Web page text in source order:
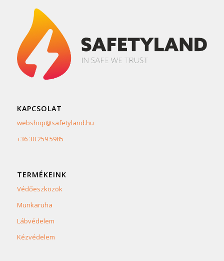
KAPCSOLAT
webshop@safetyland.hu
+36 30 259 5985
TERMÉKEINK
Védőeszközök
Munkaruha
Lábvédelem
Kézvédelem